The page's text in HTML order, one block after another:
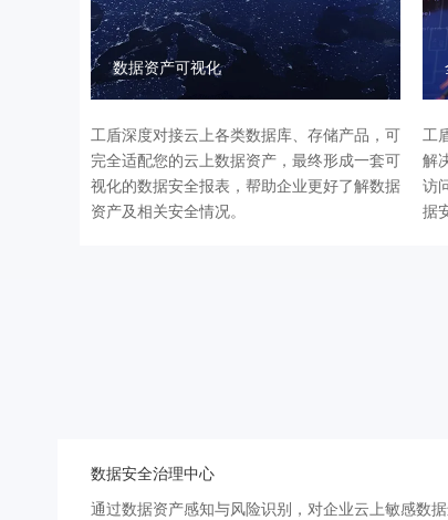
数据资产可视化
工盾深度对接云上各类数据库、存储产品，可
完全适配您的云上数据资产，最终形成一套可
视化的数据安全报表，帮助企业更好了解数据
资产及相关安全情况。
工
解
访
据
数据安全治理中心
通过数据资产感知与风险识别，对企业云上敏感数